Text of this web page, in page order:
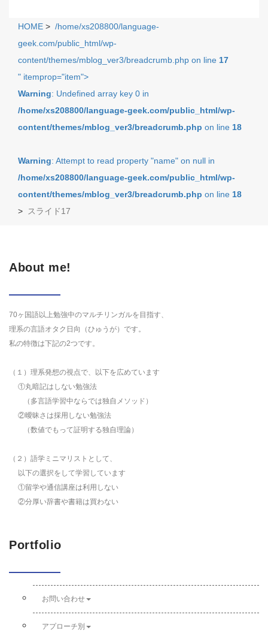
HOME > /home/xs208800/language-
geek.com/public_html/wp-
content/themes/mblog_ver3/breadcrumb.php on line 17
" itemprop="item">
Warning: Undefined array key 0 in
/home/xs208800/language-geek.com/public_html/wp-
content/themes/mblog_ver3/breadcrumb.php on line 18
Warning: Attempt to read property "name" on null in
/home/xs208800/language-geek.com/public_html/wp-
content/themes/mblog_ver3/breadcrumb.php on line 18
>
スライド17
About me!
70ヶ国語以上勉強中のマルチリンガルを目指す、
理系の言語オタク日向（ひゅうが）です。
私の特徴は下記の2つです。
（１）理系発想の視点で、以下を広めています
①丸暗記はしない勉強法
（多言語学習中ならでは独自メソッド）
②曖昧さは採用しない勉強法
（数値でもって証明する独自理論）
（２）語学ミニマリストとして、
以下の選択をして学習しています
①留学や通信講座は利用しない
②分厚い辞書や書籍は買わない
Portfolio
お問い合わせ
アプローチ別